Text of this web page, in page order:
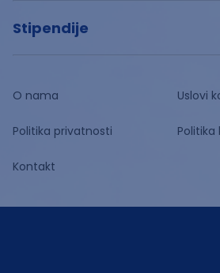
Stipendije
O nama Uslovi
Politika privatnosti
Kontakt